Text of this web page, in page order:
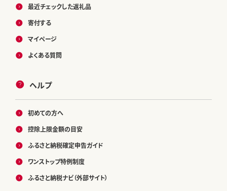
最近チェックした返礼品
寄付する
マイページ
よくある質問
ヘルプ
初めての方へ
控除上限金額の目安
ふるさと納税確定申告ガイド
ワンストップ特例制度
ふるさと納税ナビ（外部サイト）